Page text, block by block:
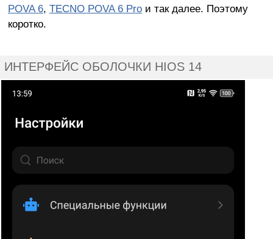
POVA 6, TECNO POVA 6 Proи так далее. Поэтому
коротко.
ИНТЕРФЕЙС ОБОЛОЧКИ HIOS 14